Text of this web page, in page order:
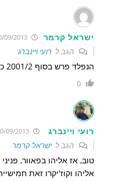
ישראל קרמר 30/09/2013 17:33:24
הגב לרועי ויינברג
הנפלד פרש בסוף 2001/2 כשהוא מעבר לשיא בהרבה.
0
רועי ויינברג
הגב לישראל קרמר
טוב, אז אליהו בפאוור,
אליהו וקוז'יקרו זאת